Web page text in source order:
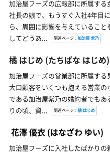
加治屋フーズの広報部に所属す
社長の娘で、もうすぐ入社4年目
ら、周囲に影響を与えているこ
してどうあ...
関連ページ： 加治屋 紫乃
橘 はじめ (たちばな はじめ)
加治屋フーズの営業部に所属す
大口顧客をいくつも抱える営業
である加治屋紫乃の婚約者でも
りの頃、資...
関連ページ： 橘 はじめ
花澤 優衣 (はなざわ ゆい)
加治屋フーズに入社したばかり